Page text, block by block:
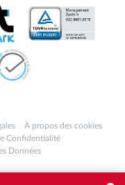
À propos des cookies
Confidentialité
Données